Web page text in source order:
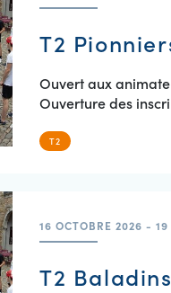
T2
Ouvert aux
Ouverture des
T2
16 OCTOBRE 2026 -
T2